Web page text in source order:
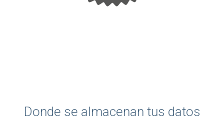
Donde se almacenan tus datos